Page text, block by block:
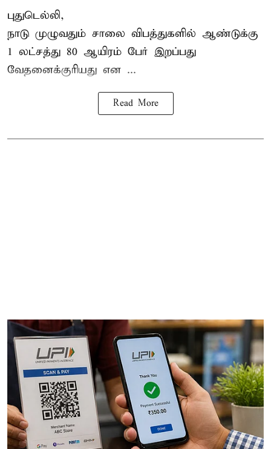
புதுடெல்லி,
நாடு முழுவதும் சாலை விபத்துகளில் ஆண்டுக்கு
1 லட்சத்து 80 ஆயிரம் பேர் இறப்பது
வேதனைக்குரியது என ...
Read More